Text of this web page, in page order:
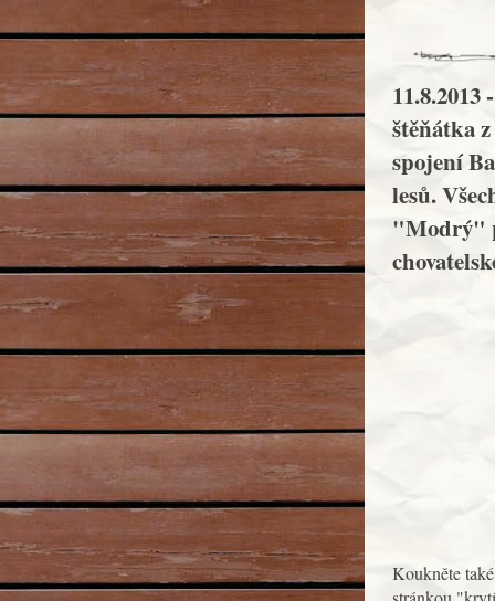
štěňátka
spojení
lesů.
"Modrý"
Koukněte